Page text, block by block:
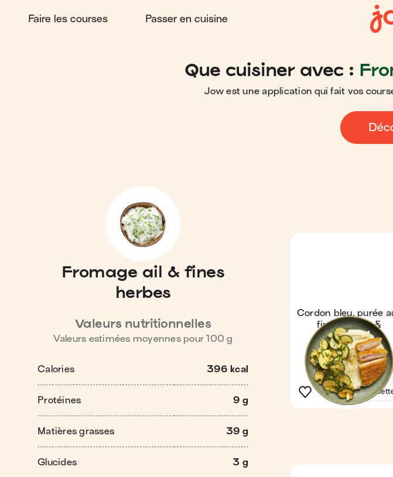
Faire les courses Passer en cuisine
Que cuisiner avec :
Jow est une application qui fait vos
Fromage ail & fines
herbes
Valeurs nutritionnelles
Valeurs estimées moyennes pour 100 g
Calories 396 kcal
Protéines 9 g
Matières grasses 39 g
Glucides 3 g
Cordon bleu, purée
fines herbes &
courgettes
21 min 1
Voir la